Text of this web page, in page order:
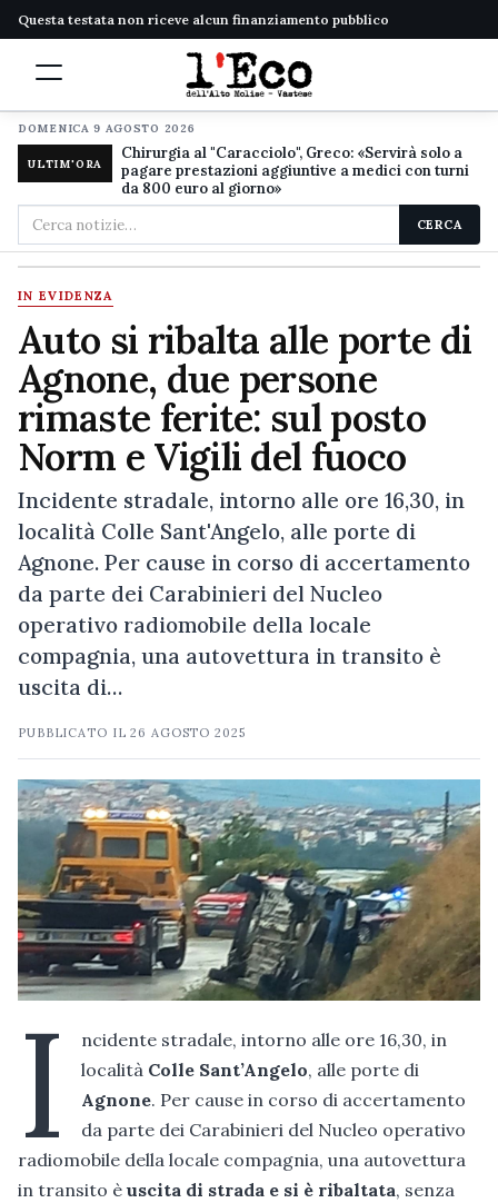
Questa testata non riceve alcun finanziamento pubblico
DOMENICA 9 AGOSTO 2026
ULTIM'ORA
Chirurgia al "Caracciolo", Greco: «Servirà solo a
pagare prestazioni aggiuntive a medici con turni
da 800 euro al giorno»
Cerca
nel
sito
CERCA
IN EVIDENZA
Auto si ribalta alle porte di
Agnone, due persone
rimaste ferite: sul posto
Norm e Vigili del fuoco
Incidente stradale, intorno alle ore 16,30, in
località Colle Sant'Angelo, alle porte di
Agnone. Per cause in corso di accertamento
da parte dei Carabinieri del Nucleo
operativo radiomobile della locale
compagnia, una autovettura in transito è
uscita di…
PUBBLICATO IL26 AGOSTO 2025
I
ncidente stradale, intorno alle ore 16,30, in
località Colle Sant’Angelo, alle porte di
Agnone. Per cause in corso di accertamento
da parte dei Carabinieri del Nucleo operativo
radiomobile della locale compagnia, una autovettura
in transito è uscita di strada e si è ribaltata, senza